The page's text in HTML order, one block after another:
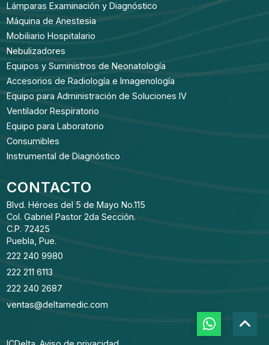
Lámparas Examinación y Diagnóstico
Máquina de Anestesia
Mobiliario Hospitalario
Nebulizadores
Equipos y Suministros de Neonatología
Accesorios de Radiología e Imagenología
Equipo para Administración de Soluciones IV
Ventilador Respiratorio
Equipo para Laboratorio
Consumibles
Instrumental de Diagnóstico
CONTACTO
Blvd. Héroes del 5 de Mayo No.115
Col. Gabriel Pastor 2da Sección.
C.P. 72425
Puebla, Pue.
222 240 9980
222 211 6113
222 240 2687
ventas@deltamedic.com